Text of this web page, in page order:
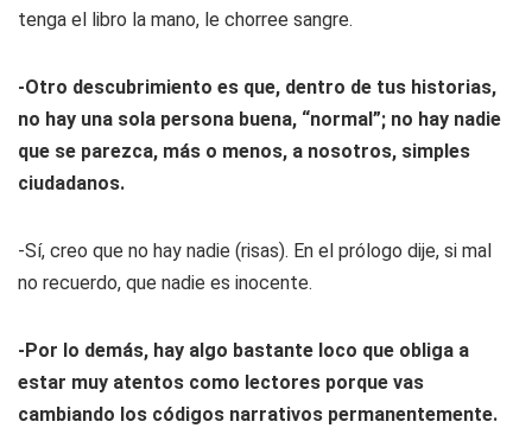
tenga el libro la mano, le chorree sangre.
-Otro descubrimiento es que, dentro de tus historias,
no hay una sola persona buena, “normal”; no hay nadie
que se parezca, más o menos, a nosotros, simples
ciudadanos.
-Sí, creo que no hay nadie (risas). En el prólogo dije, si mal
no recuerdo, que nadie es inocente.
-Por lo demás, hay algo bastante loco que obliga a
estar muy atentos como lectores porque vas
cambiando los códigos narrativos permanentemente.